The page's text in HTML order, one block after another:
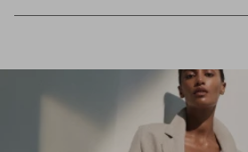
EP - XS